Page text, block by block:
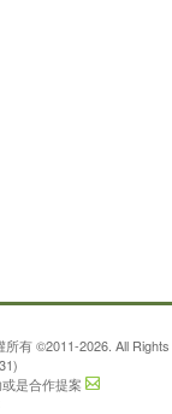
所有 ©2011-2026. All
是合作提案